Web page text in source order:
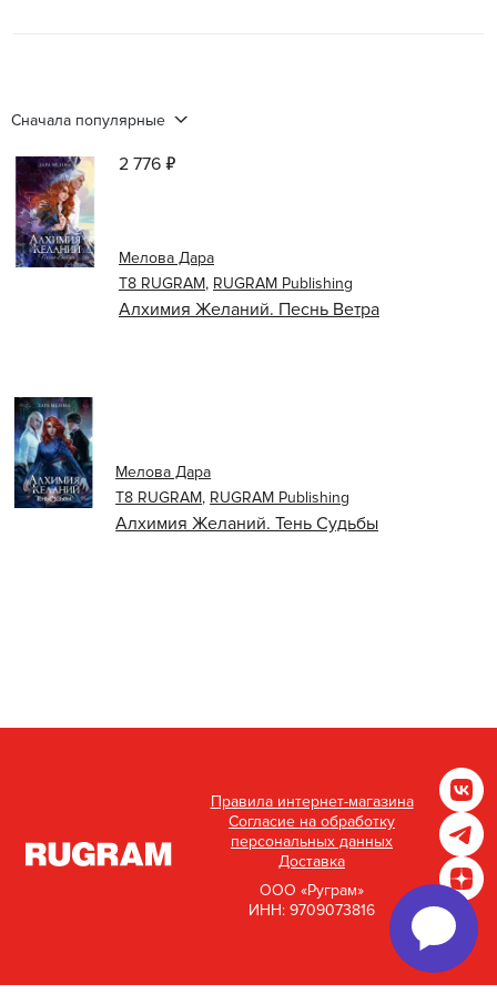
Сначала популярные
Алхимия Желаний. Песнь Ветра
Мелова Дара
Т8 RUGRAM, RUGRAM Publishing
2 776 ₽
Алхимия Желаний. Тень Судьбы
Мелова Дара
Т8 RUGRAM, RUGRAM Publishing
Правила интернет-магазина
Согласие на обработку
персональных данных
Доставка
ООО «Руграм»
ИНН: 9709073816